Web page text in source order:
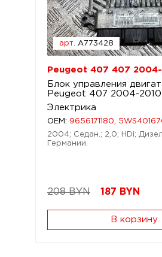
арт. A773428
Peugeot 407 407
Блок управления
Peugeot 407 2004-2010
Электрика
OEM: 9656171180,
2004; Седан.; 2,0; HDi;
Германии.
208 BYN 187 BYN
В корзину